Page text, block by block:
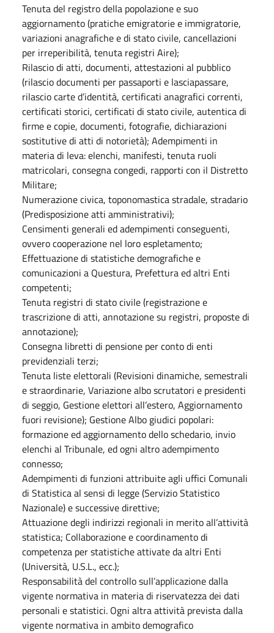
Tenuta del registro della popolazione e suo
aggiornamento (pratiche emigratorie e immigratorie,
variazioni anagrafiche e di stato civile, cancellazioni
per irreperibilità, tenuta registri Aire);
Rilascio di atti, documenti, attestazioni al pubblico
(rilascio documenti per passaporti e lasciapassare,
rilascio carte d’identità, certificati anagrafici correnti,
certificati storici, certificati di stato civile, autentica di
firme e copie, documenti, fotografie, dichiarazioni
sostitutive di atti di notorietà); Adempimenti in
materia di leva: elenchi, manifesti, tenuta ruoli
matricolari, consegna congedi, rapporti con il Distretto
Militare;
Numerazione civica, toponomastica stradale, stradario
(Predisposizione atti amministrativi);
Censimenti generali ed adempimenti conseguenti,
ovvero cooperazione nel loro espletamento;
Effettuazione di statistiche demografiche e
comunicazioni a Questura, Prefettura ed altri Enti
competenti;
Tenuta registri di stato civile (registrazione e
trascrizione di atti, annotazione su registri, proposte di
annotazione);
Consegna libretti di pensione per conto di enti
previdenziali terzi;
Tenuta liste elettorali (Revisioni dinamiche, semestrali
e straordinarie, Variazione albo scrutatori e presidenti
di seggio, Gestione elettori all’estero, Aggiornamento
fuori revisione); Gestione Albo giudici popolari:
formazione ed aggiornamento dello schedario, invio
elenchi al Tribunale, ed ogni altro adempimento
connesso;
Adempimenti di funzioni attribuite agli uffici Comunali
di Statistica al sensi di legge (Servizio Statistico
Nazionale) e successive direttive;
Attuazione degli indirizzi regionali in merito all’attività
statistica; Collaborazione e coordinamento di
competenza per statistiche attivate da altri Enti
(Università, U.S.L., ecc.);
Responsabilità del controllo sull’applicazione dalla
vigente normativa in materia di riservatezza dei dati
personali e statistici. Ogni altra attività prevista dalla
vigente normativa in ambito demografico